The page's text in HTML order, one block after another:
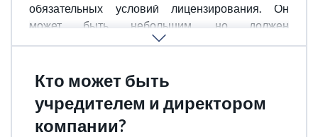
обязательных условий лицензирования. Он
может быть небольшим, но должен
соответствовать заявленной деятельности.
Кто может быть
учредителем и директором
компании?